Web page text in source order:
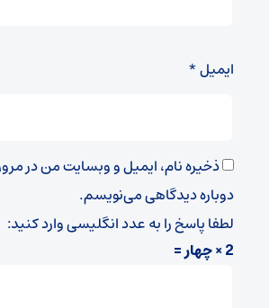
ایمیل*
ذخیره نام، ایمیل و وبسایت من در
دوباره دیدگاهی می‌نویسم.
لطفا پاسخ را به عدد انگلیسی وارد کنید:
2 × چهار =